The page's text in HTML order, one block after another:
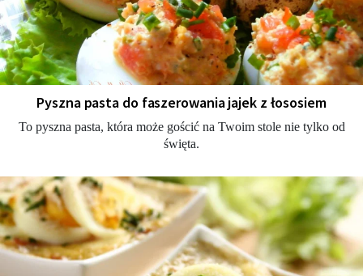
Pyszna pasta do faszerowania jajek z łososiem
To pyszna pasta, która może gościć na Twoim stole nie tylko od
święta.